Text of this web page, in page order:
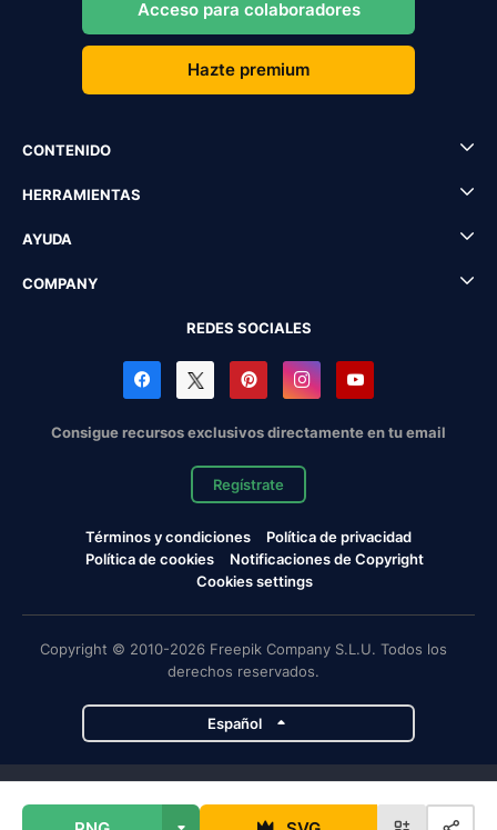
Acceso para colaboradores
Hazte premium
CONTENIDO
HERRAMIENTAS
AYUDA
COMPANY
REDES SOCIALES
Consigue recursos exclusivos directamente en tu email
Regístrate
Términos y condiciones
Política de privacidad
Política de cookies
Notificaciones de Copyright
Cookies settings
Copyright © 2010-2026 Freepik Company S.L.U. Todos los
derechos reservados.
Español